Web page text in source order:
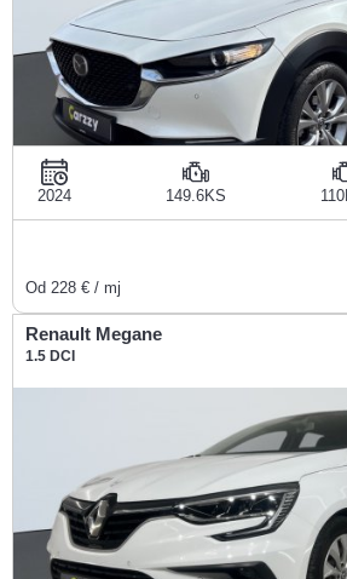
2024 149.6KS
Od 228 € / mj
Renault Megane
1.5 DCI